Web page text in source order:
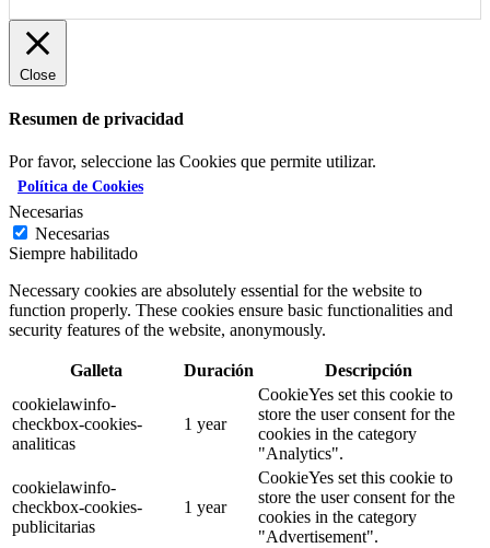
Close
Resumen de privacidad
Por favor, seleccione las Cookies que permite utilizar.
Política de Cookies
Necesarias
Necesarias
Siempre habilitado
Necessary cookies are absolutely essential for the website to
function properly. These cookies ensure basic functionalities and
security features of the website, anonymously.
Galleta Duración
Descripción
cookielawinfo-
checkbox-cookies-
analiticas
1 year
CookieYes set this cookie to
store the user consent for the
cookies in the category
"Analytics".
cookielawinfo-
checkbox-cookies-
publicitarias
1 year
CookieYes set this cookie to
store the user consent for the
cookies in the category
"Advertisement".